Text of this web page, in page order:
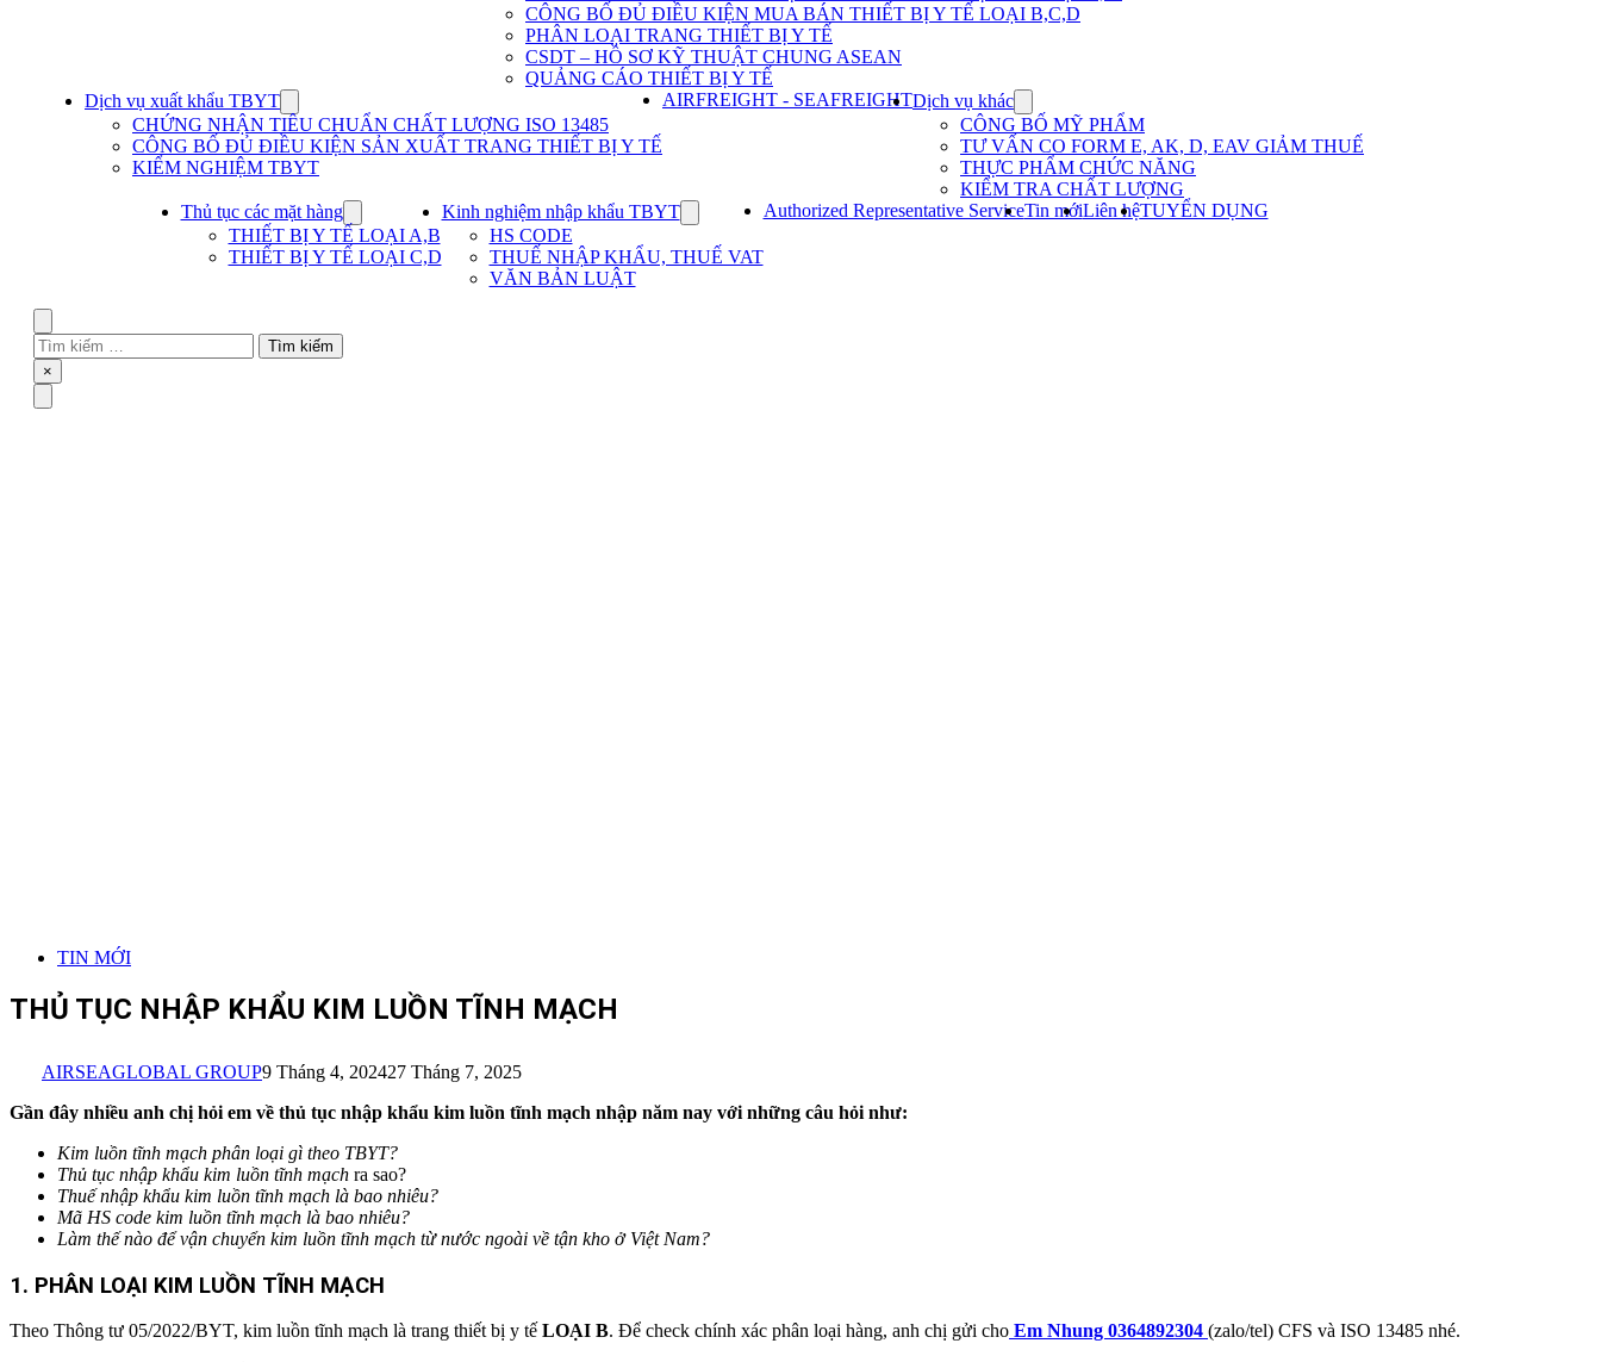
vụ
nhập
khẩu
TBYT
CÔNG BỐ ĐỦ ĐIỀU KIỆN MUA BÁN THIẾT BỊ Y TẾ LOẠI B,C,D
PHÂN LOẠI TRANG THIẾT BỊ Y TẾ
CSDT – HỒ SƠ KỸ THUẬT CHUNG ASEAN
QUẢNG CÁO THIẾT BỊ Y TẾ
Dịch vụ xuất khẩu TBYT
submenu
for
Dịch
vụ
khẩu
TBYT
CHỨNG NHẬN TIÊU CHUẨN CHẤT LƯỢNG ISO 13485
CÔNG BỐ ĐỦ ĐIỀU KIỆN SẢN XUẤT TRANG THIẾT BỊ Y TẾ
KIỂM NGHIỆM TBYT
AIRFREIGHT - SEAFREIGHTDịch vụ khác
submenu
for
Dịch
vụ
khác
CÔNG BỐ MỸ PHẨM
TƯ VẤN CO FORM E, AK, D, EAV GIẢM THUẾ
THỰC PHẨM CHỨC NĂNG
KIỂM TRA CHẤT LƯỢNG
Thủ tục các mặt hàng
submenu
for
Thủ
THIẾT BỊ Y TẾ LOẠI A,B
THIẾT BỊ Y TẾ LOẠI C,D
Kinh nghiệm nhập khẩu TBYT
submenu
for
Kinh
HS CODE
THUẾ NHẬP KHẨU, THUẾ VAT
VĂN BẢN LUẬT
Authorized Representative ServiceTin mớiLiên hệTUYỂN DỤNG
Tìm
kiếm
cho:
Close
×
TIN MỚI
THỦ TỤC NHẬP KHẨU KIM LUỒN TĨNH MẠCH
AIRSEAGLOBAL GROUP9 Tháng 4, 202427 Tháng 7, 2025
Gần đây nhiều anh chị hỏi em về thủ tục nhập khẩu kim luồn tĩnh mạch nhập năm nay với những câu hỏi như:
Kim luồn tĩnh mạch phân loại gì theo TBYT?
Thủ tục nhập khẩu kim luồn tĩnh mạch ra sao?
Thuế nhập khẩu kim luồn tĩnh mạch là bao nhiêu?
Mã HS code kim luồn tĩnh mạch là bao nhiêu?
Làm thế nào để vận chuyển kim luồn tĩnh mạch từ nước ngoài về tận kho ở Việt Nam?
1. PHÂN LOẠI KIM LUỒN TĨNH MẠCH
Theo Thông tư 05/2022/BYT, kim luồn tĩnh mạch là trang thiết bị y tế LOẠI B. Để check chính xác phân loại hàng, anh chị gửi cho Em Nhung 0364892304 (zalo/tel) CFS và ISO 13485 nhé.